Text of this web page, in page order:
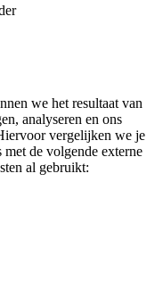
we het resultaat van
analyseren en ons
vergelijken we je
de volgende externe
al gebruikt: